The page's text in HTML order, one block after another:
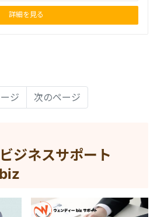
詳細を見る
ジ 次のページ
ジネスサポート